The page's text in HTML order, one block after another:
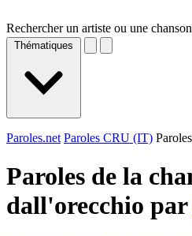
Rechercher un artiste ou une chanson
Thématiques
Paroles.net Paroles CRU (IT)
Paroles de la
dall'orecchio par